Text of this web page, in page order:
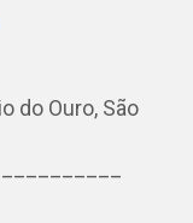
do Ouro, São